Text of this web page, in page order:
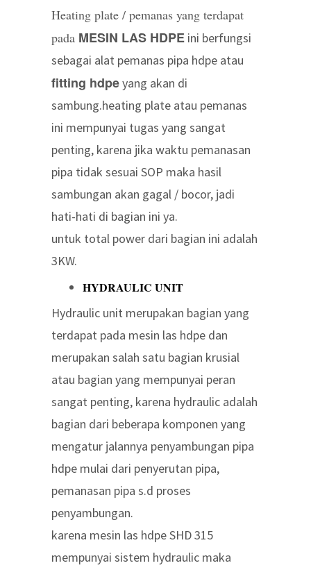
Heating plate / pemanas yang terdapat
pada MESIN LAS HDPE ini berfungsi
sebagai alat pemanas pipa hdpe atau
fitting hdpeyang akan di
sambung.heating plate atau pemanas
ini mempunyai tugas yang sangat
penting, karena jika waktu pemanasan
pipa tidak sesuai SOP maka hasil
sambungan akan gagal / bocor, jadi
hati-hati di bagian ini ya.
untuk total power dari bagian ini adalah
3KW.
HYDRAULIC UNIT
Hydraulic unit merupakan bagian yang
terdapat pada mesin las hdpe dan
merupakan salah satu bagian krusial
atau bagian yang mempunyai peran
sangat penting, karena hydraulic adalah
bagian dari beberapa komponen yang
mengatur jalannya penyambungan pipa
hdpe mulai dari penyerutan pipa,
pemanasan pipa s.d proses
penyambungan.
karena mesin las hdpe SHD 315
mempunyai sistem hydraulic maka